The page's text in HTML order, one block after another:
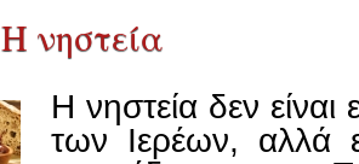
Η νηστεία
Η νηστεία δεν
των Ιερέων, αλλά